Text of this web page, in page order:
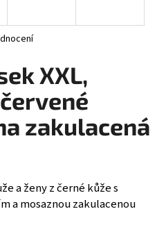
XXL,
zakulacená
a ženy z černé kůže s
a mosaznou zakulacenou